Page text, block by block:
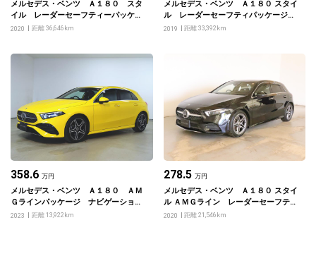
メルセデス・ベンツ Ａ１８０ スタ
イル レーダーセーフティーパッケー
ジ ナビゲーションパッケージ
2020 距離 36,646km
メルセデス・ベンツ Ａ１８０ スタイ
ル レーダーセーフティパッケージ・
ナビゲーションパッケージ
2019 距離 33,392km
358.6 万円
メルセデス・ベンツ Ａ１８０ ＡＭ
Ｇラインパッケージ ナビゲーション
パッケージ
2023 距離 13,922km
278.5 万円
メルセデス・ベンツ Ａ１８０ スタイ
ル ＡＭＧライン レーダーセーフティ
パッケージ・ナビゲーションパッケー
2020 距離 21,546km